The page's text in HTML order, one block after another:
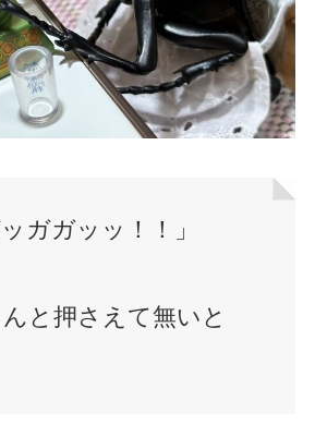
ガガッッ！！」
と押さえて無いと